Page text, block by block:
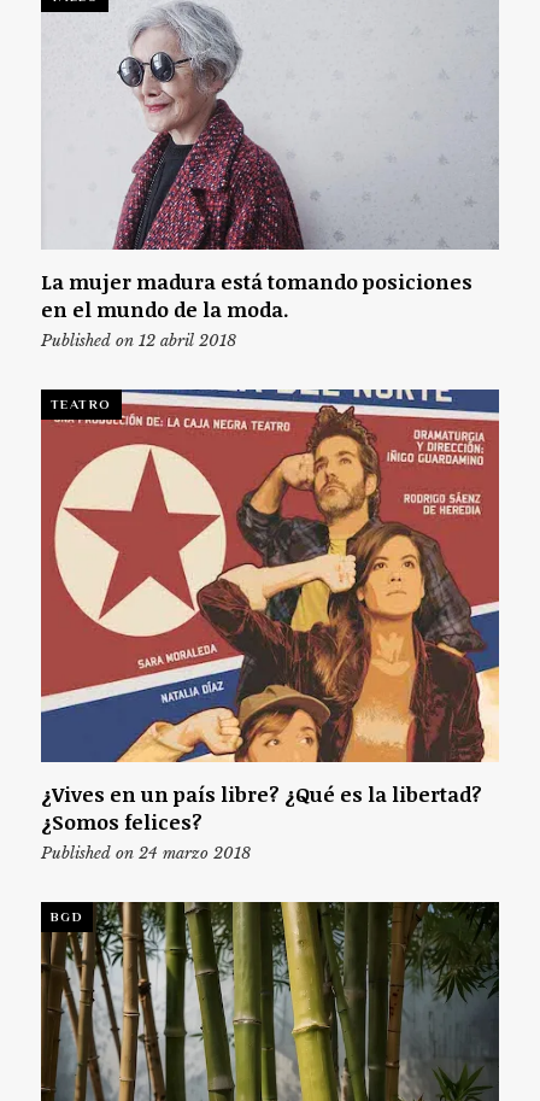
La mujer madura está tomando posiciones
en el mundo de la moda.
Published on 12 abril 2018
TEATRO
¿Vives en un país libre? ¿Qué es la libertad?
¿Somos felices?
Published on 24 marzo 2018
BGD